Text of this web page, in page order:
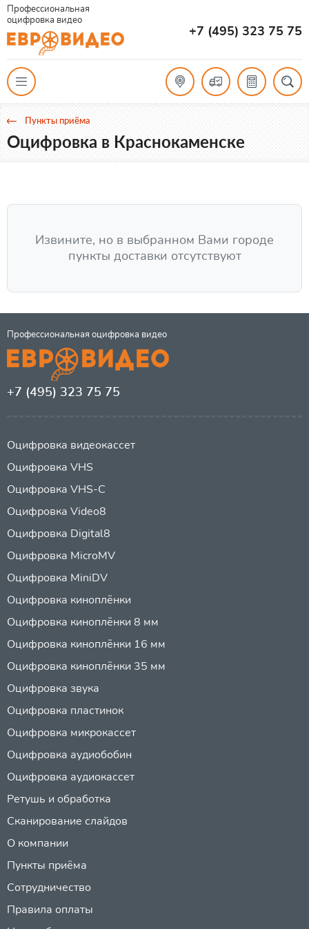
Профессиональная
оцифровка видео
+7 (495) 323 75 75
Пункты приёма
Оцифровка в Краснокаменске
Извините, но в выбранном Вами городе
пункты доставки отсутствуют
Профессиональная оцифровка видео
+7 (495) 323 75 75
Оцифровка видеокассет
Оцифровка VHS
Оцифровка VHS-C
Оцифровка Video8
Оцифровка Digital8
Оцифровка MicroMV
Оцифровка MiniDV
Оцифровка киноплёнки
Оцифровка киноплёнки 8 мм
Оцифровка киноплёнки 16 мм
Оцифровка киноплёнки 35 мм
Оцифровка звука
Оцифровка пластинок
Оцифровка микрокассет
Оцифровка аудиобобин
Оцифровка аудиокассет
Ретушь и обработка
Сканирование слайдов
О компании
Пункты приёма
Сотрудничество
Правила оплаты